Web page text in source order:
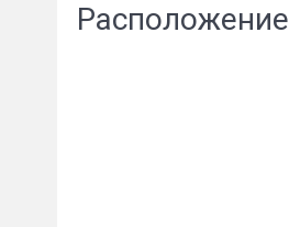
Расположение